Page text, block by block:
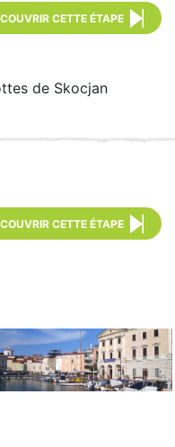
CETTE ÉTAPE
de Skocjan
CETTE ÉTAPE